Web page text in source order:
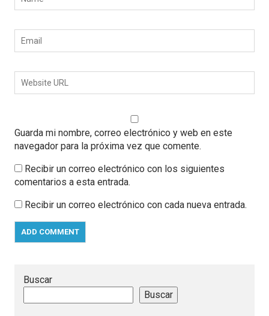
Guarda mi nombre, correo electrónico y web en este
navegador para la próxima vez que comente.
Recibir un correo electrónico con los siguientes
comentarios a esta entrada.
Recibir un correo electrónico con cada nueva entrada.
Buscar
Buscar